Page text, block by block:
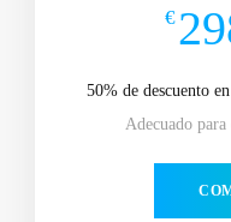
€
50% de descuento
Adecuado